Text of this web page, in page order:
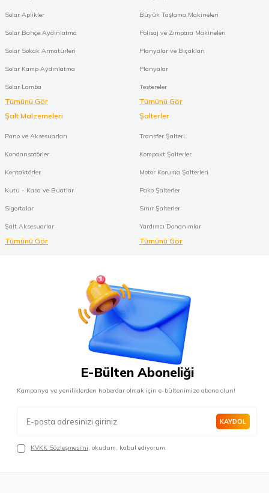
Solar Aplikler
Solar Bahçe Aydınlatma
Solar Sokak Armatürleri
Solar Kamp Aydınlatma
Solar Lamba
Tümünü Gör
Büyük Taşlama Makineleri
Polisaj ve Zımpara Makineleri
Planyalar ve Bıçakları
Planyalar
Testereler
Tümünü Gör
Şalt Malzemeleri
Pano ve Aksesuarları
Kondansatörler
Kontaktörler
Kutu - Kasa ve Buatlar
Sigortalar
Şalt Aksesuarlar
Tümünü Gör
Şalterler
Transfer Şalteri
Kompakt Şalterler
Motor Koruma Şalterleri
Pako Şalterler
Sınır Şalterler
Yardımcı Donanımlar
Tümünü Gör
E-Bülten Aboneliği
Kampanya ve yeniliklerden haberdar olmak için e-bültenimize abone olun!
KAYDOL
KVKK Sözleşmesi'ni, okudum, kabul ediyorum.